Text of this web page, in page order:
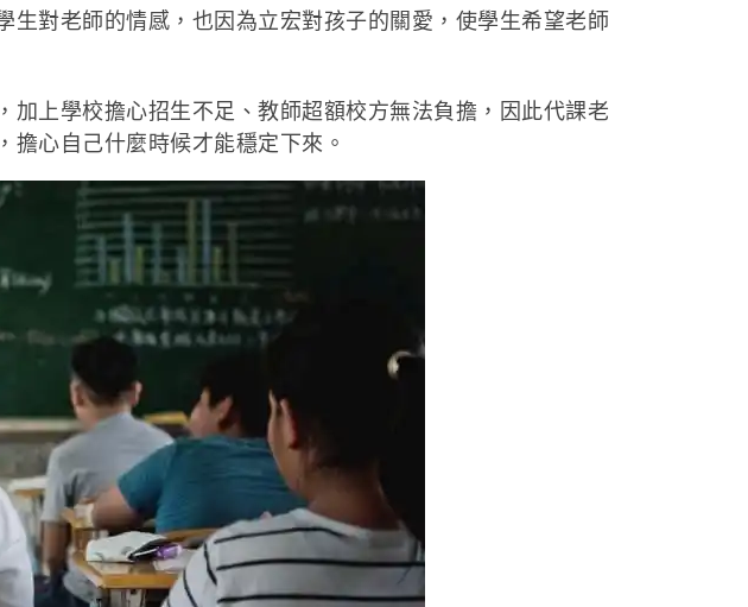
對老師的情感，也因為立宏對孩子的關愛，使學生希望老師
上學校擔心招生不足、教師超額校方無法負擔，因此代課老
擔心自己什麼時候才能穩定下來。